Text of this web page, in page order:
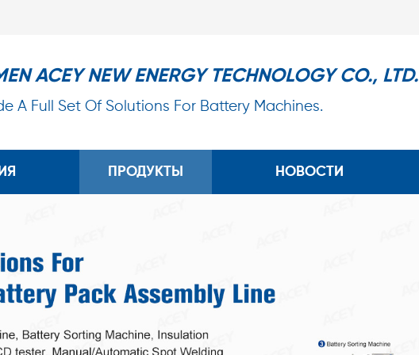
ACEY NEW ENERGY TECHNOLOGY CO., LTD.
A Full Set Of Solutions For Battery Machines.
ПРОДУКТЫ НОВОСТИ